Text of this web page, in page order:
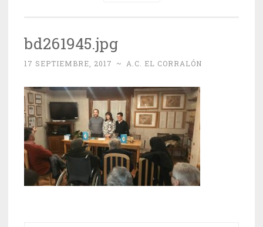
bd261945.jpg
17 SEPTIEMBRE, 2017 ~ A.C. EL CORRALÓN